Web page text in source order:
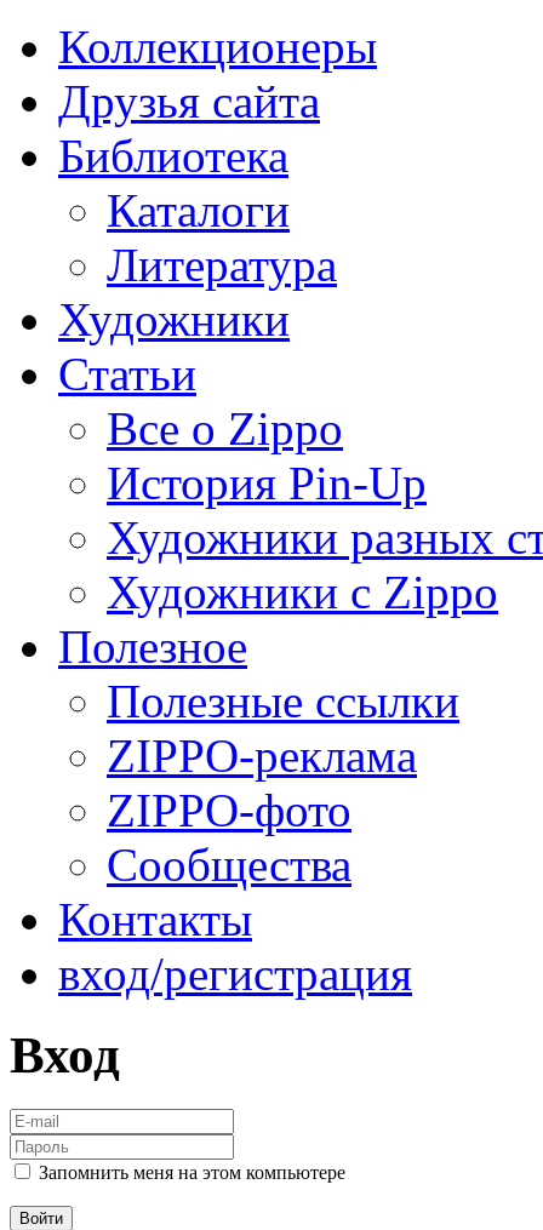
Коллекционеры
Друзья сайта
Библиотека
Каталоги
Литература
Художники
Статьи
Все о Zippo
История Pin-Up
Художники разных
Художники с Zippo
Полезное
Полезные ссылки
ZIPPO-реклама
ZIPPO-фото
Сообщества
Контакты
вход/регистрация
Вход
Запомнить меня на этом компьютере